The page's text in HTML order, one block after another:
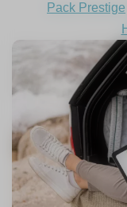
Pack Prestige